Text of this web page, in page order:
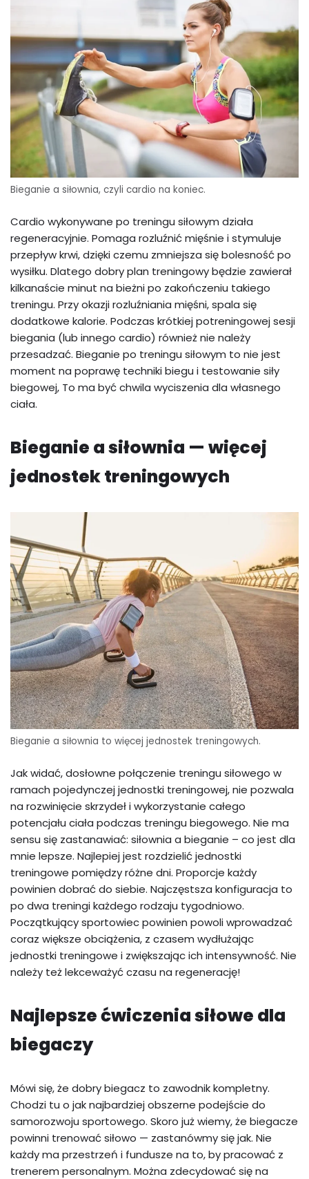
Bieganie a siłownia, czyli cardio na koniec.
Cardio wykonywane po treningu siłowym działa
regeneracyjnie. Pomaga rozluźnić mięśnie i stymuluje
przepływ krwi, dzięki czemu zmniejsza się bolesność po
wysiłku. Dlatego dobry plan treningowy będzie zawierał
kilkanaście minut na bieżni po zakończeniu takiego
treningu. Przy okazji rozluźniania mięśni, spala się
dodatkowe kalorie. Podczas krótkiej potreningowej sesji
biegania (lub innego cardio) również nie należy
przesadzać. Bieganie po treningu siłowym to nie jest
moment na poprawę techniki biegu i testowanie siły
biegowej, To ma być chwila wyciszenia dla własnego
ciała.
Bieganie a siłownia — więcej
jednostek treningowych
Bieganie a siłownia to więcej jednostek treningowych.
Jak widać, dosłowne połączenie treningu siłowego w
ramach pojedynczej jednostki treningowej, nie pozwala
na rozwinięcie skrzydeł i wykorzystanie całego
potencjału ciała podczas treningu biegowego. Nie ma
sensu się zastanawiać: siłownia a bieganie – co jest dla
mnie lepsze. Najlepiej jest rozdzielić jednostki
treningowe pomiędzy różne dni. Proporcje każdy
powinien dobrać do siebie. Najczęstsza konfiguracja to
po dwa treningi każdego rodzaju tygodniowo.
Początkujący sportowiec powinien powoli wprowadzać
coraz większe obciążenia, z czasem wydłużając
jednostki treningowe i zwiększając ich intensywność. Nie
należy też lekceważyć czasu na regenerację!
Najlepsze ćwiczenia siłowe dla
biegaczy
Mówi się, że dobry biegacz to zawodnik kompletny.
Chodzi tu o jak najbardziej obszerne podejście do
samorozwoju sportowego. Skoro już wiemy, że biegacze
powinni trenować siłowo — zastanówmy się jak. Nie
każdy ma przestrzeń i fundusze na to, by pracować z
trenerem personalnym. Można zdecydować się na